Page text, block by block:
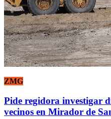
ZMG
Pide regidora investigar
vecinos en Mirador de